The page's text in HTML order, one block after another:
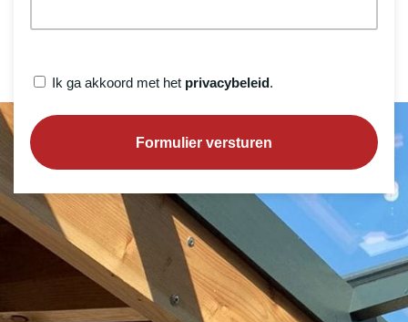
Privacybeleid
Ik ga akkoord met het privacybeleid.